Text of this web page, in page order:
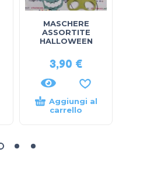
MASCHERE
ASSORTITE
HALLOWEEN
3,90 €
Aggiungi al
carrello